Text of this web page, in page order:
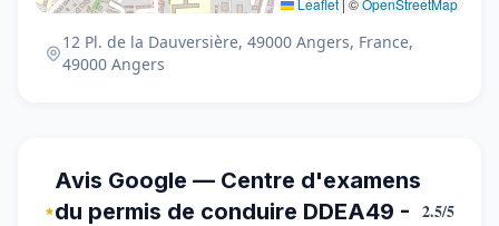
Leaflet | ©OpenStreetMap
12 Pl. de la Dauversière, 49000 Angers, France,
49000 Angers
Avis Google — Centre d'examens
du permis de conduire DDEA49 - 2.5/5